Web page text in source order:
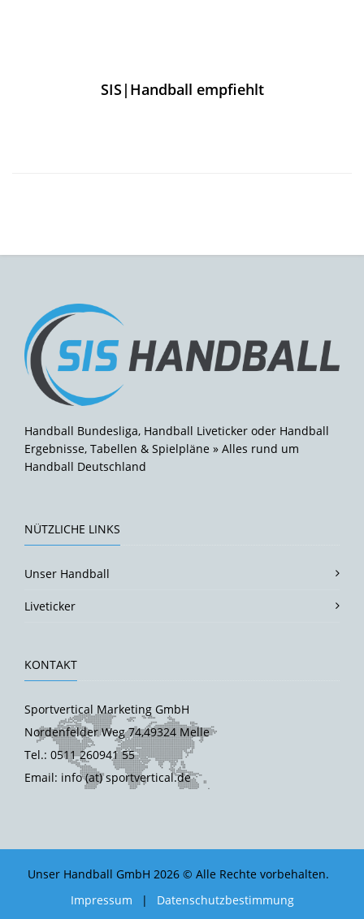
SIS|Handball empfiehlt
Handball Bundesliga, Handball Liveticker oder Handball
Ergebnisse, Tabellen & Spielpläne » Alles rund um
Handball Deutschland
NÜTZLICHE LINKS
Unser Handball
Liveticker
KONTAKT
Sportvertical Marketing GmbH
Nordenfelder Weg 74,49324 Melle
Tel.: 0511 260941 55
Email: info (at) sportvertical.de
Unser Handball GmbH 2026 © Alle Rechte vorbehalten.
Impressum
| Datenschutzbestimmung